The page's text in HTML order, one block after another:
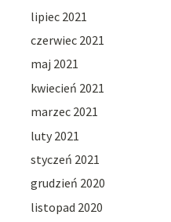
lipiec 2021
czerwiec 2021
maj 2021
kwiecień 2021
marzec 2021
luty 2021
styczeń 2021
grudzień 2020
listopad 2020